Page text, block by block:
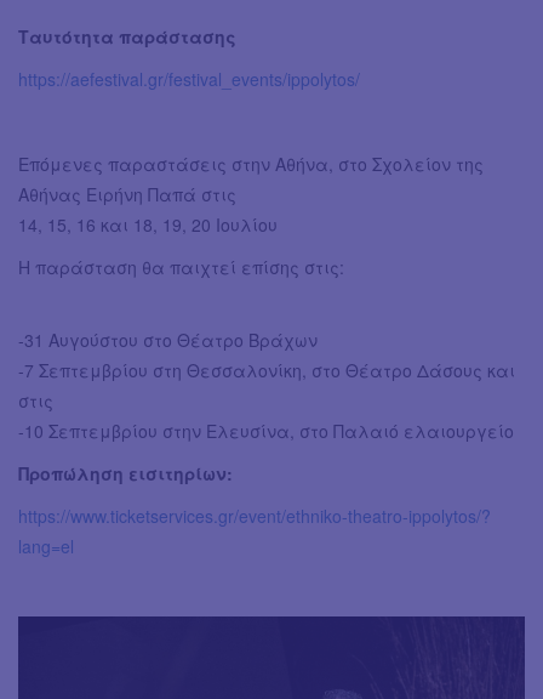
Ταυτότητα παράστασης
https://aefestival.gr/festival_events/ippolytos/
Επόμενες παραστάσεις στην Αθήνα, στο Σχολείον της
Αθήνας Ειρήνη Παπά στις
14, 15, 16 και 18, 19, 20 Ιουλίου
Η παράσταση θα παιχτεί επίσης στις:
-31 Αυγούστου στο Θέατρο Βράχων
-7 Σεπτεμβρίου στη Θεσσαλονίκη, στο Θέατρο Δάσους και
στις
-10 Σεπτεμβρίου στην Ελευσίνα, στο Παλαιό ελαιουργείο
Προπώληση εισιτηρίων:
https://www.ticketservices.gr/event/ethniko-theatro-ippolytos/?
lang=el